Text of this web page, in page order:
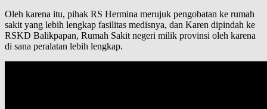
Oleh karena itu, pihak RS Hermina merujuk pengobatan ke rumah
sakit yang lebih lengkap fasilitas medisnya, dan Karen dipindah ke
RSKD Balikpapan, Rumah Sakit negeri milik provinsi oleh karena
di sana peralatan lebih lengkap.